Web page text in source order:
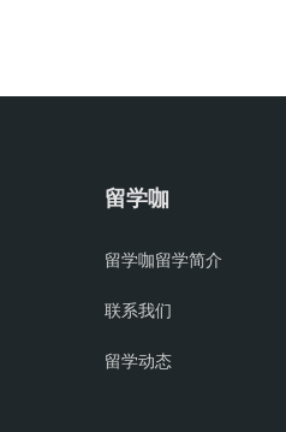
留学咖
留学咖留学简介
联系我们
留学动态